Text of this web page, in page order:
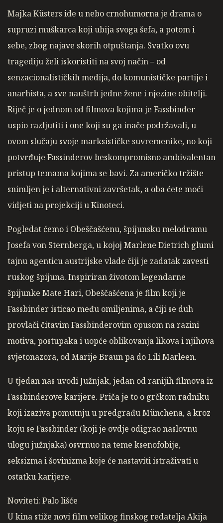
Majka Küsters ide u nebo crnohumorna je drama o
supruzi muškarca koji ubija svoga šefa, a potom i
sebe, zbog najave skorih otpuštanja. Svatko ovu
tragediju želi iskoristiti na svoj način – od
senzacionalističkih medija, do komunističke partije i
anarhista, a sve nauštrb jedne žene i njezine obitelji.
Riječ je o jednom od filmova kojima je Fassbinder
uspio razljutiti i one koji su ga inače podržavali, u
ovom slučaju svoje marksističke suvremenike, no koji
potvrđuje Fassinderov beskompromisno ambivalentan
pristup temama kojima se bavi. Za američko tržište
snimljen je i alternativni završetak, a oba ćete moći
vidjeti na projekciji u Kinoteci.
Pogledat ćemo i Obeščašćenu, špijunsku melodramu
Josefa von Sternberga, u kojoj Marlene Dietrich glumi
tajnu agenticu austrijske vlade čiji je zadatak zavesti
ruskog špijuna. Inspiriran životom legendarne
špijunke Mate Hari, Obeščašćena je film koji je
Fassbinder isticao među omiljenima, a čiji se duh
provlači čitavim Fassbinderovim opusom na razini
motiva, postupaka i uopće oblikovanja likova i njihova
svjetonazora, od Marije Braun pa do Lili Marleen.
U tjedan nas uvodi Južnjak, jedan od ranijih filmova iz
Fassbinderove karijere. Priča je to o grčkom radniku
koji izaziva pomutnju u predgrađu Münchena, a kroz
koju se Fassbinder (koji je ovdje odigrao naslovnu
ulogu južnjaka) osvrnuo na teme ksenofobije,
seksizma i šovinizma koje će nastaviti istraživati u
ostatku karijere.
Noviteti: Palo lišće
U kina stiže novi film velikog finskog redatelja Akija